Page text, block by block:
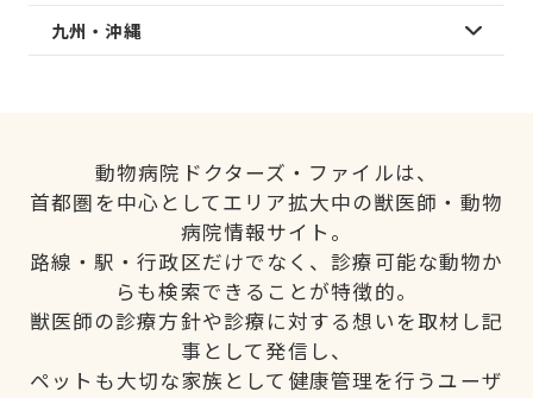
九州・沖縄
動物病院ドクターズ・ファイルは、
首都圏を中心としてエリア拡大中の獣医師・動物
病院情報サイト。
路線・駅・行政区だけでなく、診療可能な動物か
らも検索できることが特徴的。
獣医師の診療方針や診療に対する想いを取材し記
事として発信し、
ペットも大切な家族として健康管理を行うユーザ